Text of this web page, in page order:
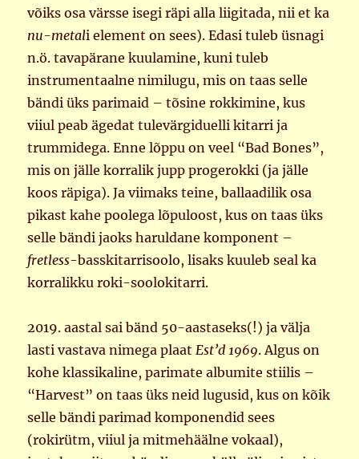
võiks osa värsse isegi räpi alla liigitada, nii et ka
nu-metali element on sees). Edasi tuleb üsnagi
n.ö. tavapärane kuulamine, kuni tuleb
instrumentaalne nimilugu, mis on taas selle
bändi üks parimaid – tõsine rokkimine, kus
viiul peab ägedat tulevärgiduelli kitarri ja
trummidega. Enne lõppu on veel “Bad Bones”,
mis on jälle korralik jupp progerokki (ja jälle
koos räpiga). Ja viimaks teine, ballaadilik osa
pikast kahe poolega lõpuloost, kus on taas üks
selle bändi jaoks haruldane komponent –
fretless-basskitarrisoolo, lisaks kuuleb seal ka
korralikku roki-soolokitarri.
2019. aastal sai bänd 50-aastaseks(!) ja välja
lasti vastava nimega plaatEst’d 1969. Algus on
kohe klassikaline, parimate albumite stiilis –
“Harvest” on taas üks neid lugusid, kus on kõik
selle bändi parimad komponendid sees
(rokirütm, viiul ja mitmehäälne vokaal),